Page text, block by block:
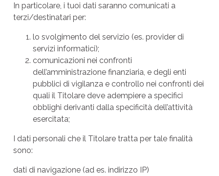
In particolare, i tuoi dati saranno comunicati a
terzi/destinatari per:
lo svolgimento del servizio (es. provider di
servizi informatici);
comunicazioni nei confronti
dell’amministrazione finanziaria, e degli enti
pubblici di vigilanza e controllo nei confronti dei
quali il Titolare deve adempiere a specifici
obblighi derivanti dalla specificità dell’attività
esercitata;
I dati personali che il Titolare tratta per tale finalità
sono:
dati di navigazione (ad es. indirizzo IP)